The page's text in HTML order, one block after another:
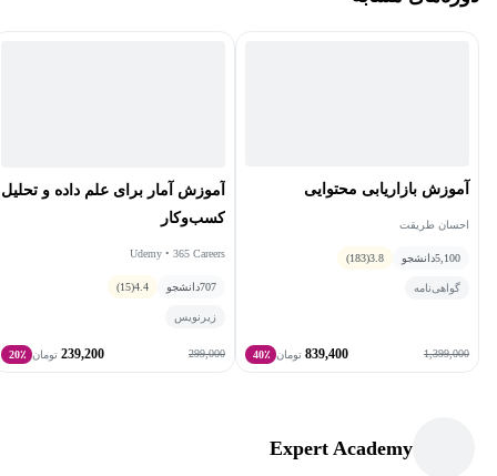
قدرتمند برای افزایش بهره‌وری در حوزه‌هایی مانند پشتیبانی مشتری،
آموزش بازاریابی محتوایی
احسان طریقت
5,100دانشجو 3.8
(183)
گواهی‌نامه
1,399,000
839,400 تومان 40٪
آموزش آمار برای علم داده و تحلیل
کسب‌وکار
Udemy • 365 Careers
707دانشجو 4.4
(15)
زیرنویس
299,000
239,200 تومان 20٪
Expert Academy